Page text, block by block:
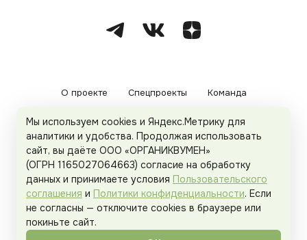
О проекте Спецпроекты Команда
Рекламодателям Политика конфиденциальности
Пользовательское соглашение
Organicwoman.ru . Все права защищены.
Мы используем cookies и Яндекс.Метрику для
аналитики и удобства. Продолжая использовать
сайт, вы даёте ООО «ОРГАНИКВУМЕН»
(ОГРН 1165027064663) согласие на обработку
данных и принимаете условия Пользовательского
соглашения и Политики конфиденциальности. Если
не согласны — отключите cookies в браузере или
покиньте сайт.